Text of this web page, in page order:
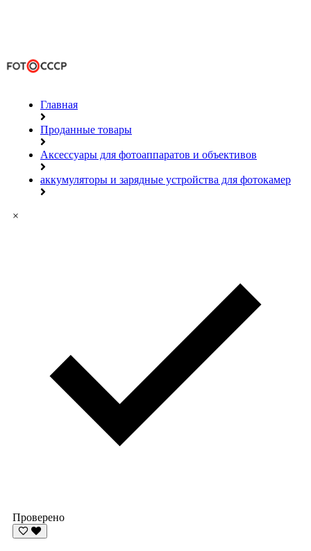
Главная
Проданные товары
Аксессуары для фотоаппаратов и объективов
аккумуляторы и зарядные устройства для фотокамер
×
Проверено